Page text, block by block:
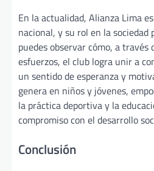
En la actualidad, Alianza Lima
nacional, y su rol en la sociedad
puedes observar cómo, a
esfuerzos, el club logra unir a
un sentido de esperanza y
genera en niños y jóvenes,
la práctica deportiva y la
compromiso con el desarrollo
Conclusión